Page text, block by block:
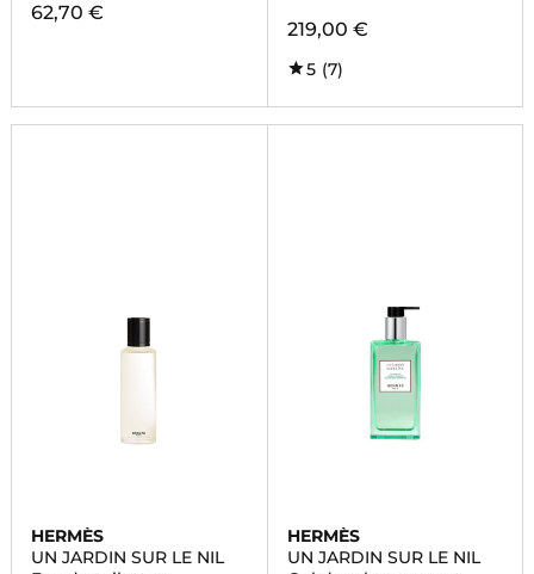
62,70 €
219,00 €
5 (7)
HERMÈS
UN JARDIN SUR LE NIL
HERMÈS
UN JARDIN SUR LE NIL